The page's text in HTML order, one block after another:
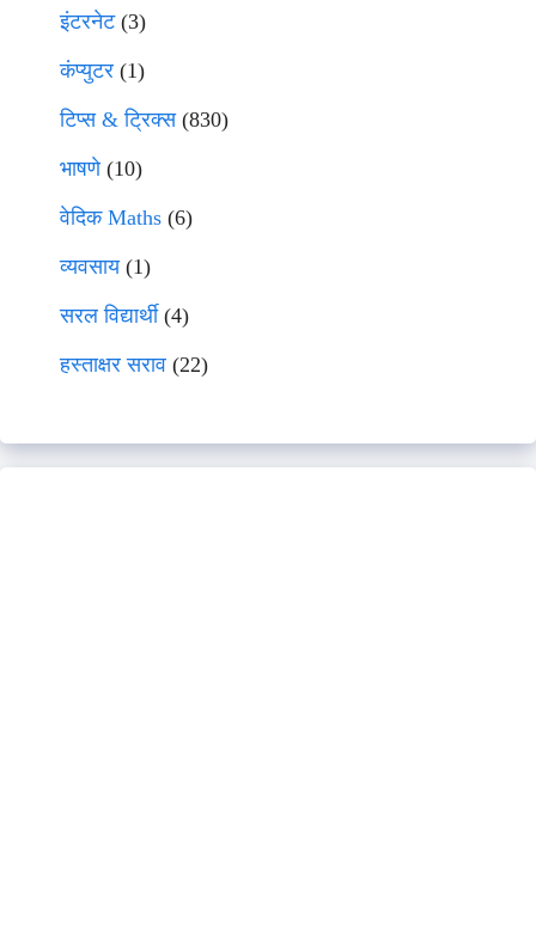
इंटरनेट(3)
कंप्युटर (1)
टिप्स & ट्रिक्स(830)
भाषणे(10)
वेदिक Maths (6)
व्यवसाय(1)
सरल विद्यार्थी(4)
हस्ताक्षर सराव (22)